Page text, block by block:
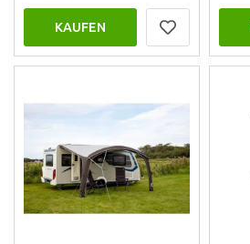
KAUFEN